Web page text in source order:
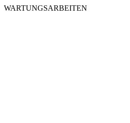
WARTUNGSARBEITEN